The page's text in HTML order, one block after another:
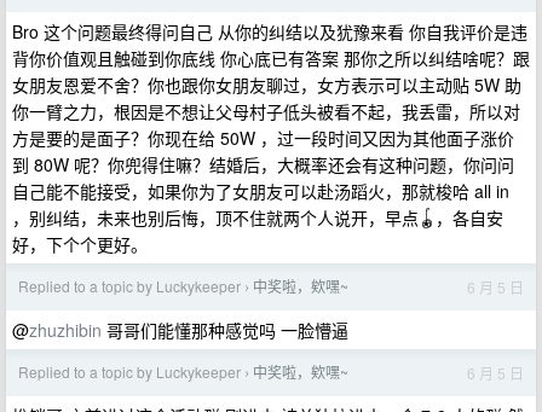
Bro 这个问题最终得问自己 从你的纠结以及犹豫来看 你自我评价是违
背你价值观且触碰到你底线 你心底已有答案 那你之所以纠结啥呢？跟
女朋友恩爱不舍？你也跟你女朋友聊过，女方表示可以主动贴 5W 助
你一臂之力，根因是不想让父母村子低头被看不起，我丢雷，所以对
方是要的是面子？你现在给 50W ，过一段时间又因为其他面子涨价
到 80W 呢？你兜得住嘛？结婚后，大概率还会有这种问题，你问问
自己能不能接受，如果你为了女朋友可以赴汤蹈火，那就梭哈 all in
，别纠结，未来也别后悔，顶不住就两个人说开，早点🪀，各自安
好，下个个更好。
Replied to a topic by Luckykeeper › 中奖啦，欸嘿~ 6 月 5 日
@zhuzhibin 哥哥们能懂那种感觉吗 一脸懵逼
Replied to a topic by Luckykeeper › 中奖啦，欸嘿~ 6 月 5 日